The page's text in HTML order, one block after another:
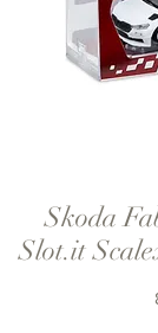
Skoda
Slot.it